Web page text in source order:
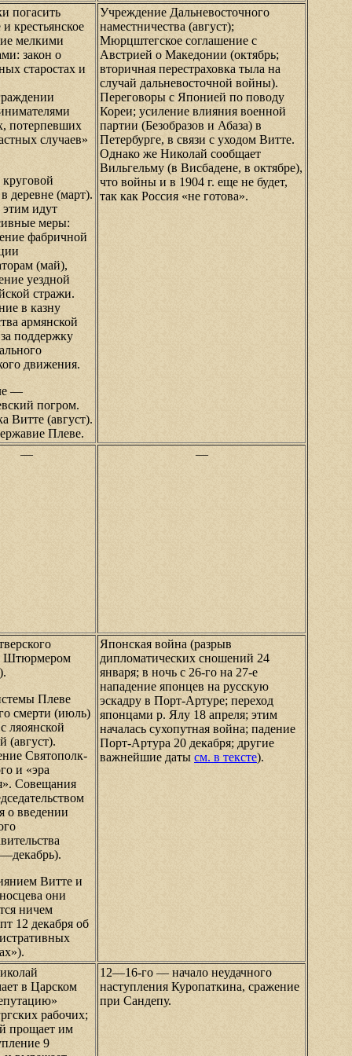
погасить
и крестьянское
мелкими
закон о
старостах и
потерпевших
случаев»
деревне (март).
этим идут
меры:
фабричной
(май),
уездной
стражи.
в казну
армянской
поддержку
движения.
—
погром.
Витте (август).
Плеве.
Учреждение Дальневосточного
наместничества (август);
Мюрцштегское соглашение с
Австрией о Македонии (октябрь;
вторичная перестраховка тыла на
случай дальневосточной войны).
Переговоры с Японией по поводу
Кореи; усиление влияния военной
партии (Безобразов и Абаза) в
Петербурге, в связи с уходом Витте.
Однако же Николай сообщает
Вильгельму (в Висбадене, в октябре),
что войны и в 1904 г. еще не будет,
так как Россия «не готова».
— —
Штюрмером
Плеве
смерти (июль)
ляоянской
(август).
Святополк-
и «эра
Совещания
о введении
Витте и
они
ничем
12 декабря об
Японская война (разрыв
дипломатических сношений 24
января; в ночь с 26-го на 27-е
нападение японцев на русскую
эскадру в Порт-Артуре; переход
японцами р. Ялу 18 апреля; этим
началась сухопутная война; падение
Порт-Артура 20 декабря; другие
важнейшие даты см. в тексте).
в Царском
рабочих;
прощает им
9
12—16-го — начало неудачного
наступления Куропаткина, сражение
при Сандепу.